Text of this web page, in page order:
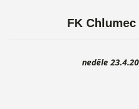
FK Chlumec
neděle